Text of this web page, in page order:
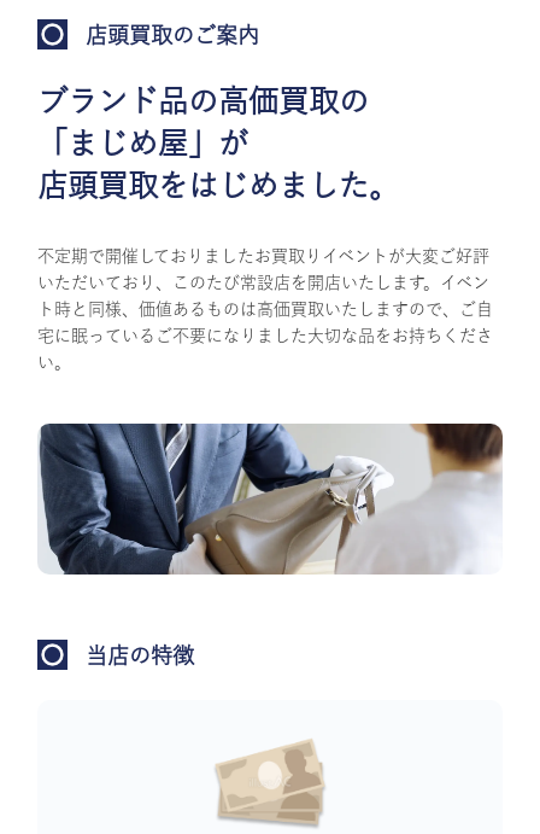
店頭買取のご案内
ブランド品の高価買取の
「まじめ屋」が
店頭買取をはじめました。
不定期で開催しておりましたお買取りイベントが大変ご好評
いただいており、このたび常設店を開店いたします。イベン
ト時と同様、価値あるものは高価買取いたしますので、ご自
宅に眠っているご不要になりました大切な品をお持ちくださ
い。
当店の特徴